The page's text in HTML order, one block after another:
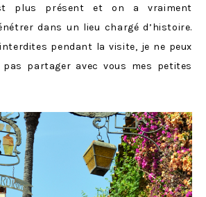
plus présent et on a vraiment
dans un lieu chargé d’histoire.
pendant la visite, je ne peux
pas partager avec vous mes petites